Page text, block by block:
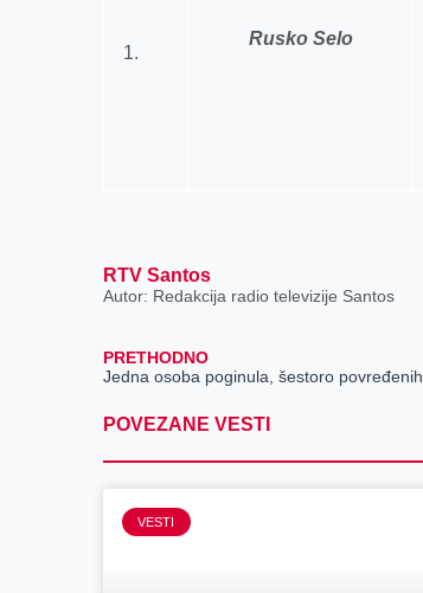
1.
Rusko Selo
RTV Santos
Autor: Redakcija radio televizije Santos
PRETHODNO
Jedna osoba poginula, šestoro povređenih
POVEZANE VESTI
VESTI